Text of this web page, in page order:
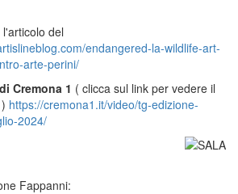
del
endangered-la-wildlife-art-
arte-perini/
di Cremona 1 ( clicca sul link per vedere il
https://cremona1.it/video/tg-edizione-
2024/
Fappanni: